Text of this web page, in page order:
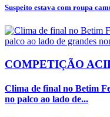
Suspeito estava com roupa
COMPETIÇÃO
Clima de final no Betim
no palco ao lado de...